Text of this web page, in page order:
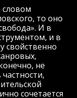
словом
то оно
И в
и в
свойственно
не
сочетается